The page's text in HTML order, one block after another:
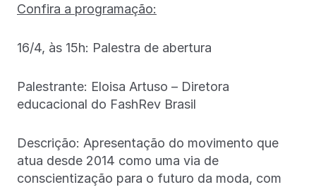
Confira a programação:
16/4, às 15h: Palestra de abertura
Palestrante: Eloisa Artuso – Diretora
educacional do FashRev Brasil
Descrição: Apresentação do movimento que
atua desde 2014 como uma via de
conscientização para o futuro da moda, com